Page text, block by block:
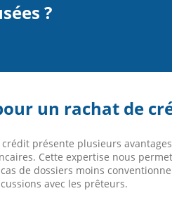
?
un rachat de
présente plusieurs
Cette expertise nous
de dossiers moins
avec les prêteurs.